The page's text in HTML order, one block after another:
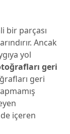
bir parçası
Ancak
yol
geri
geri
içeren